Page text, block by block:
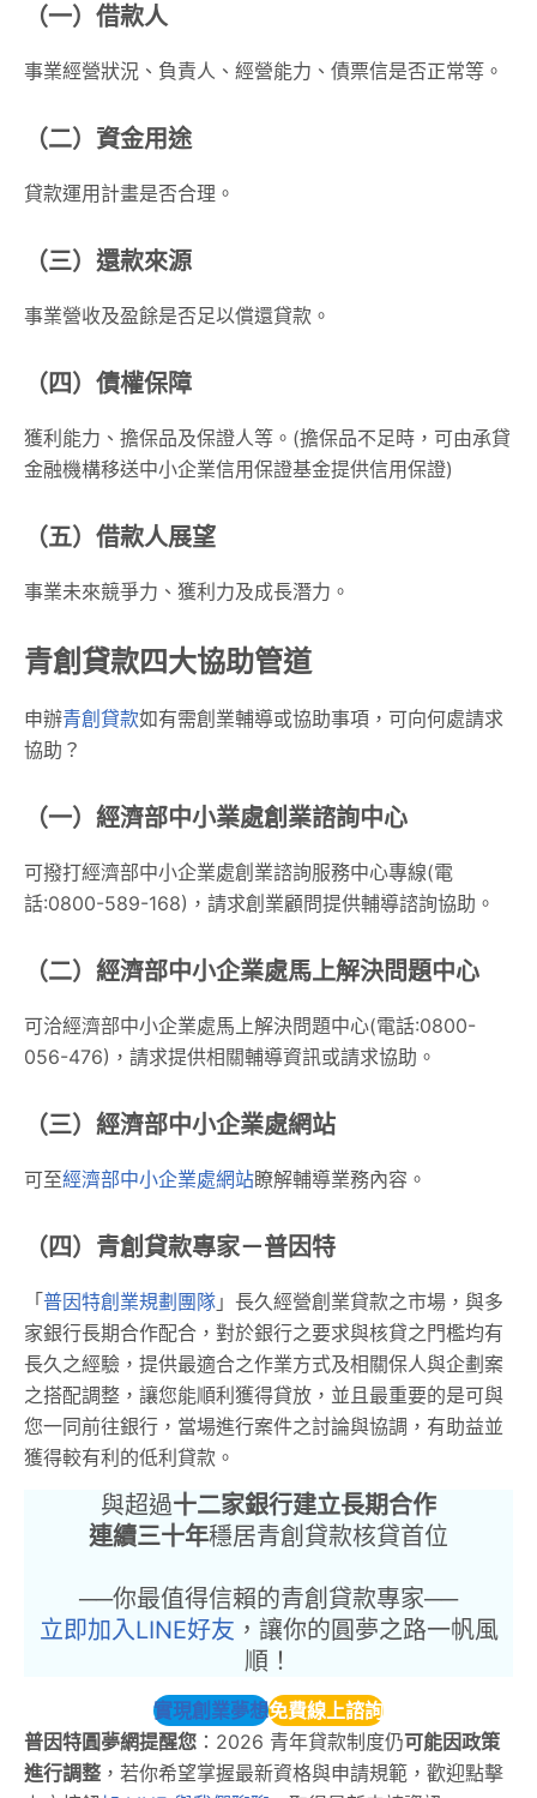
（一）借款人
事業經營狀況、負責人、經營能力、債票信是否正常等。
（二）資金用途
貸款運用計畫是否合理。
（三）還款來源
事業營收及盈餘是否足以償還貸款。
（四）債權保障
獲利能力、擔保品及保證人等。(擔保品不足時，可由承貸
金融機構移送中小企業信用保證基金提供信用保證)
（五）借款人展望
事業未來競爭力、獲利力及成長潛力。
青創貸款四大協助管道
申辦青創貸款如有需創業輔導或協助事項，可向何處請求
協助？
（一）經濟部中小業處創業諮詢中心
可撥打經濟部中小企業處創業諮詢服務中心專線(電
話:0800-589-168)，請求創業顧問提供輔導諮詢協助。
（二）經濟部中小企業處馬上解決問題中心
可洽經濟部中小企業處馬上解決問題中心(電話:0800-
056-476)，請求提供相關輔導資訊或請求協助。
（三）經濟部中小企業處網站
可至經濟部中小企業處網站瞭解輔導業務內容。
（四）青創貸款專家－普因特
「普因特創業規劃團隊 」長久經營創業貸款之市場，與多
家銀行長期合作配合，對於銀行之要求與核貸之門檻均有
長久之經驗，提供最適合之作業方式及相關保人與企劃案
之搭配調整，讓您能順利獲得貸放，並且最重要的是可與
您一同前往銀行，當場進行案件之討論與協調，有助益並
獲得較有利的低利貸款。
與超過十二家銀行建立長期合作
連續三十年穩居青創貸款核貸首位
──你最值得信賴的青創貸款專家──
立即加入LINE好友 ，讓你的圓夢之路一帆風
順！
實現創業夢想免費線上諮詢
普因特圓夢網提醒您 ：2026 青年貸款制度仍可能因政策
進行調整 ，若你希望掌握最新資格與申請規範，歡迎點擊